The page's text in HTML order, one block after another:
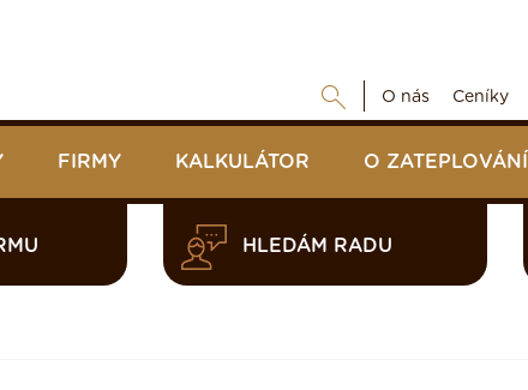
O nás Ceníky
FIRMY KALKULÁTOR O ZATEPLOVÁNÍ
HLEDÁM RADU